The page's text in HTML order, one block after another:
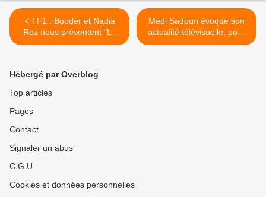
< TF1 : Booder et Nadia
Roz nous présentent "Le
furet", prochainement à
Medi Sadoun évoque son
actualité télévisuelle, pour
France Télés : L'ami qui
Hébergé par Overblog
Top articles
Pages
Contact
Signaler un abus
C.G.U.
Cookies et données personnelles